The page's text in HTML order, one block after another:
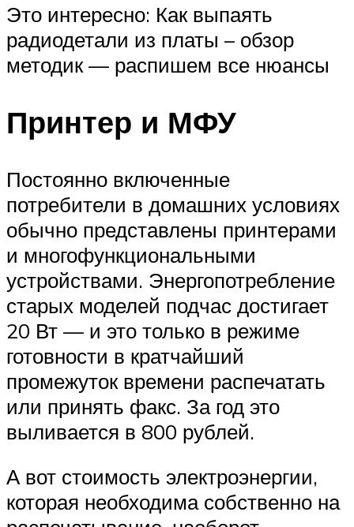
Это интересно: Как выпаять
радиодетали из платы – обзор
методик — распишем все нюансы
Принтер и МФУ
Постоянно включенные
потребители в домашних условиях
обычно представлены принтерами
и многофункциональными
устройствами. Энергопотребление
старых моделей подчас достигает
20 Вт — и это только в режиме
готовности в кратчайший
промежуток времени распечатать
или принять факс. За год это
выливается в 800 рублей.
А вот стоимость электроэнергии,
которая необходима собственно на